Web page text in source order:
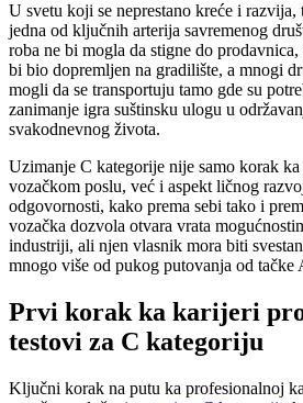
U svetu koji se neprestano kreće i
jedna od ključnih arterija savremenog
roba ne bi mogla da stigne do
bi bio dopremljen na gradilište, a mnogi
mogli da se transportuju tamo gde su
zanimanje igra suštinsku ulogu u
svakodnevnog života.
Uzimanje C kategorije nije samo korak
vozačkom poslu, već i aspekt ličnog
odgovornosti, kako prema sebi tako i
vozačka dozvola otvara vrata
industriji, ali njen vlasnik mora biti
mnogo više od pukog putovanja od tačke
Prvi korak ka karijeri
testovi za C kategoriju
Ključni korak na putu ka profesionalnoj